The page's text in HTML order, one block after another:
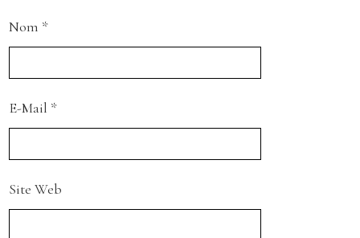
Nom *
E-Mail *
Site Web